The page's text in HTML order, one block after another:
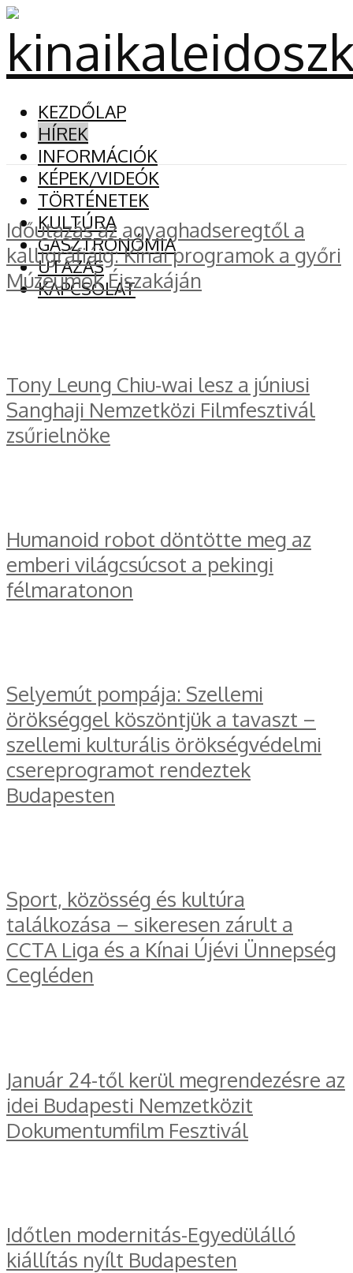
KEZDŐLAP
HÍREK
INFORMÁCIÓK
KÉPEK/VIDEÓK
TÖRTÉNETEK
KULTÚRA
GASZTRONÓMIA
UTAZÁS
KAPCSOLAT
Időutazás az agyaghadseregtől a
kalligráfiáig: Kínai programok a győri
Múzeumok Éjszakáján
Tony Leung Chiu-wai lesz a júniusi
Sanghaji Nemzetközi Filmfesztivál
zsűrielnöke
Humanoid robot döntötte meg az
emberi világcsúcsot a pekingi
félmaratonon
Selyemút pompája: Szellemi
örökséggel köszöntjük a tavaszt –
szellemi kulturális örökségvédelmi
csereprogramot rendeztek
Budapesten
Sport, közösség és kultúra
találkozása – sikeresen zárult a
CCTA Liga és a Kínai Újévi Ünnepség
Cegléden
Január 24-től kerül megrendezésre az
idei Budapesti Nemzetközit
Dokumentumfilm Fesztivál
Időtlen modernitás-Egyedülálló
kiállítás nyílt Budapesten